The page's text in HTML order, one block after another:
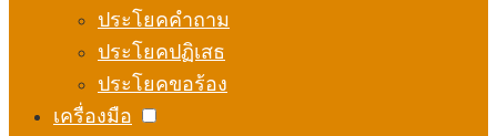
ประโยคคำถาม
ประโยคปฏิเสธ
ประโยคขอร้อง
เครื่องมือ